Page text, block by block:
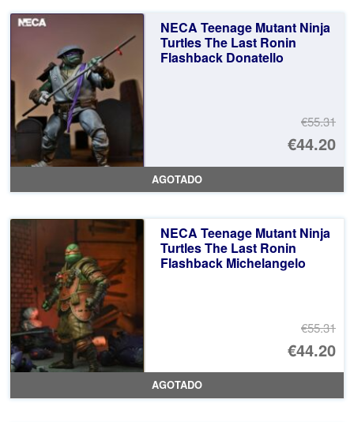
NECA Teenage Mutant Ninja
Turtles The Last Ronin
Flashback Donatello
€55.31
El
€44.20
El
AGOTADO
NECA Teenage Mutant Ninja
Turtles The Last Ronin
Flashback Michelangelo
€55.31
El
€44.20
El
AGOTADO